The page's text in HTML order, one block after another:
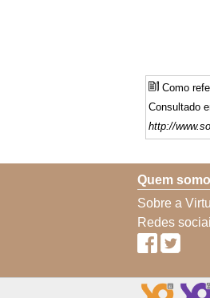
Como
Consultado
http://
Quem
Sobre a
Redes